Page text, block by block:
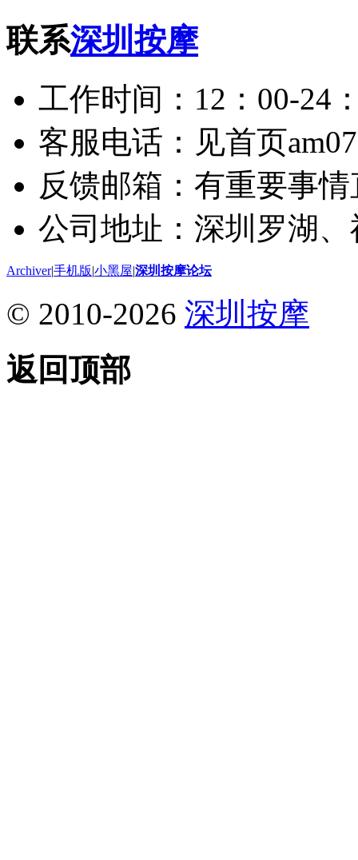
联系深圳按摩
工作时间：12：00-24
客服电话：见首页
反馈邮箱：有重要事
公司地址：深圳罗湖
Archiver|手机版|小黑屋|深圳按摩论坛
© 2010-2026 深圳按摩
返回顶部